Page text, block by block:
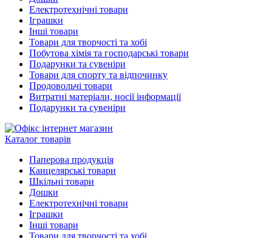
Електротехнічні товари
Іграшки
Інші товари
Товари для творчості та хобі
Побутова хімія та господарські товари
Подарунки та сувеніри
Товари для спорту та відпочинку
Продовольчі товари
Витратні матеріали, носії інформації
Подарунки та сувеніри
Каталог товарів
Паперова продукція
Канцелярські товари
Шкільні товари
Дошки
Електротехнічні товари
Іграшки
Інші товари
Товари для творчості та хобі